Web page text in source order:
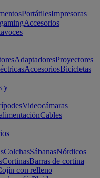
PortátilesImpresoras
Accesorios
AdaptadoresProyectores
AccesoriosBicicletas
y
Videocámaras
Cables
ColchasSábanasNórdicos
CortinasBarras de cortina
con relleno